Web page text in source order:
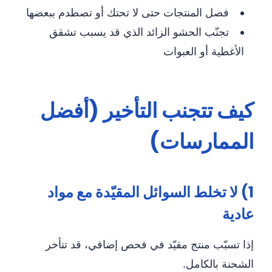
فصل المنتجات حتى لا تحتك أو تصطدم ببعضها
تجنّب الحشو الزائد الذي قد يسبب تشقق
الأغطية أو العبوات
كيف تتجنب التأخير (أفضل
الممارسات)
1) لا تخلط السوائل المقيّدة مع مواد
عادية
إذا تسبّب منتج مقيّد في فحص إضافي، قد تتأخر
الشحنة بالكامل.